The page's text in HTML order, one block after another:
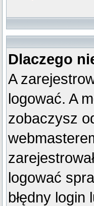
Dlaczego
A
logować. A
zobaczysz
logować
błędny